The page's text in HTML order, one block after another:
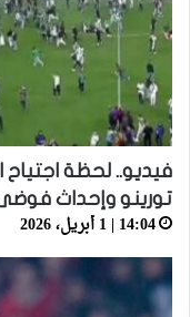
فيديو.. لحظة اجتياح
تورينو وإحداث
14:04 | 1 أبريل، 2026